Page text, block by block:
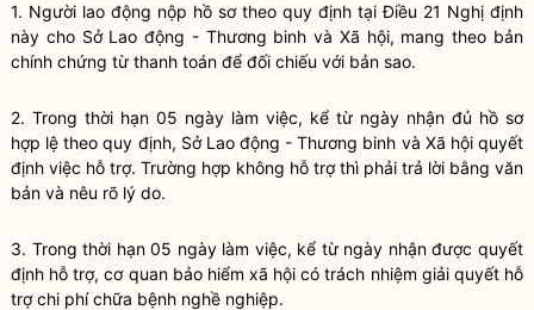
1. Người lao động nộp hồ sơ theo quy định tạiĐiều 21 Nghị định
này cho Sở Lao động - Thương binh và Xã hội, mang theo bản
chính chứng từ thanh toán để đối chiếu với bản sao.
2. Trong thời hạn 05 ngày làm việc, kể từ ngày nhận đủ hồ sơ
hợp lệ theo quy định, Sở Lao động - Thương binh và Xã hội quyết
định việc hỗ trợ. Trường hợp không hỗ trợ thì phải trả lời bằng văn
bản và nêu rõ lý do.
3. Trong thời hạn 05 ngày làm việc, kể từ ngày nhận được quyết
định hỗ trợ, cơ quan bảo hiểm xã hội có trách nhiệm giải quyết hỗ
trợ chi phí chữa bệnh nghề nghiệp.